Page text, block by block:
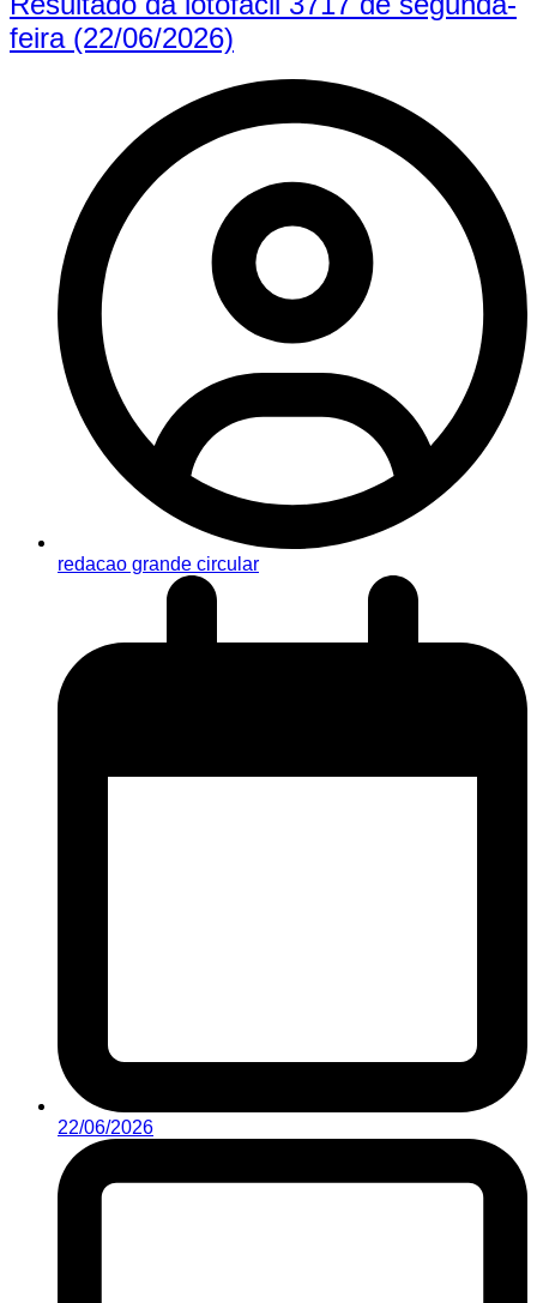
feira (22/06/2026)
redacao grande circular
22/06/2026